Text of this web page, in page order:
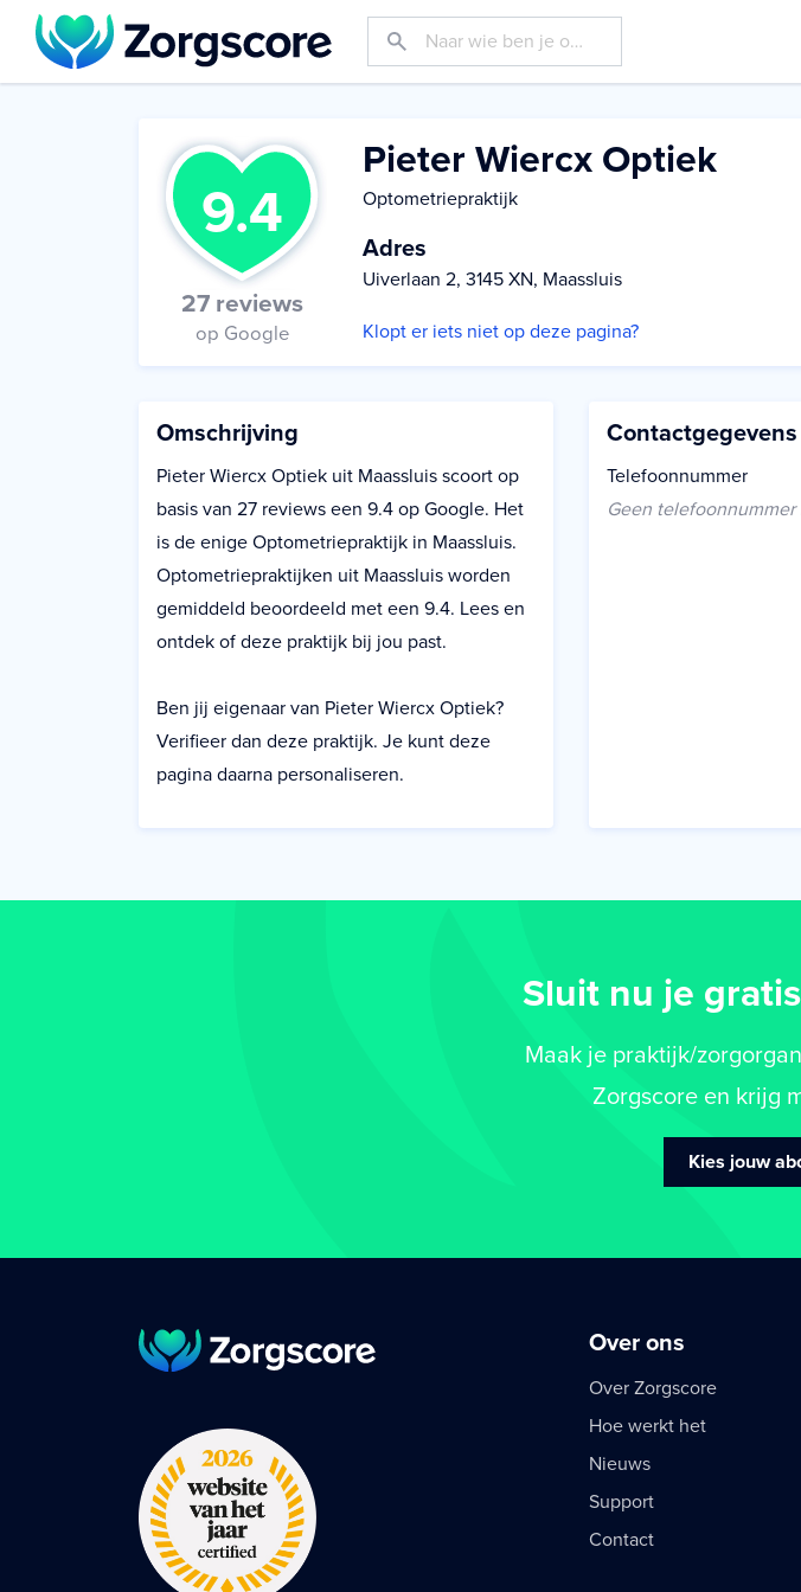
9.4
27 reviews
op Google
Pieter Wiercx Optiek
Optometriepraktijk
Adres
Uiverlaan 2, 3145 XN, Maassluis
Klopt er iets niet op deze pagina?
Omschrijving
Pieter Wiercx Optiek uit Maassluis scoort op
basis van 27 reviews een 9.4 op Google. Het
is de enige Optometriepraktijk in Maassluis.
Optometriepraktijken uit Maassluis worden
gemiddeld beoordeeld met een 9.4. Lees en
ontdek of deze praktijk bij jou past.
Ben jij eigenaar van Pieter Wiercx Optiek?
Verifieer dan deze praktijk. Je kunt deze
pagina daarna personaliseren.
Contactgegevens
Telefoonnummer
Geen telefoonnummer
Sluit nu je
Maak je praktijk/
Zorgscore en krijg
Kies jouw
Over ons
Over Zorgscore
Hoe werkt het
Nieuws
Support
Contact